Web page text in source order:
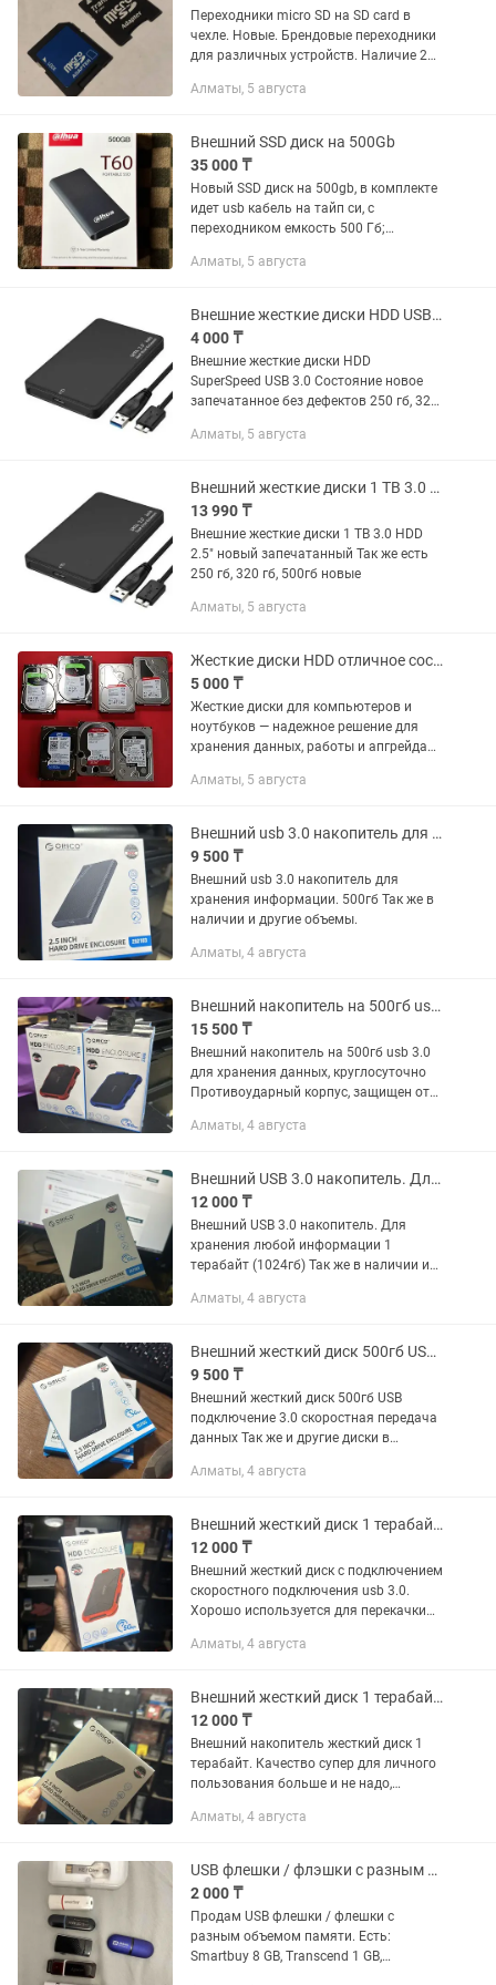
Переходники micro SD на SD card в
чехле. Новые. Брендовые переходники
для различных устройств. Наличие 2
Алматы, 5 августа
Внешний SSD диск на 500Gb
35 000 ₸
Новый SSD диск на 500gb, в комплекте
идет usb кабель на тайп си, с
переходником емкость 500 Гб;
скорость чтение/запись 550/480 Мб/с;
Алматы, 5 августа
Внешние жесткие диски HDD USB 3.0
4 000 ₸
Внешние жесткие диски HDD
SuperSpeed USB 3.0 Состояние новое
запечатанное без дефектов 250 гб, 320
Алматы, 5 августа
Внешний жесткие диски 1 TB 3.0 HDD 2.5 новый
13 990 ₸
Внешние жесткие диски 1 TB 3.0 HDD
2.5" новый запечатанный Так же есть
250 гб, 320 гб, 500гб новые
Алматы, 5 августа
Жесткие диски HDD отличное состояние ПРОВЕРЕНЫ
5 000 ₸
Жесткие диски для компьютеров и
ноутбуков — надежное решение для
хранения данных, работы и апгрейда
проверены и готовы к использованию.
Алматы, 5 августа
Внешний usb 3.0 накопитель для хранения информации.
9 500 ₸
Внешний usb 3.0 накопитель для
хранения информации. 500гб Так же в
наличии и другие объемы.
Алматы, 4 августа
Внешний накопитель на 500гб usb 3.0 для хранения данных, круглосуточно
15 500 ₸
Внешний накопитель на 500гб usb 3.0
для хранения данных, круглосуточно
Противоударный корпус, защищен от
терабайта, звоните спрашивайте
Алматы, 4 августа
Внешний USB 3.0 накопитель. Для хранения любой информации. 1 терабайт
12 000 ₸
Внешний USB 3.0 накопитель. Для
хранения любой информации 1
терабайт (1024гб) Так же в наличии и
Алматы, 4 августа
Внешний жесткий диск 500гб USB подключение 3.0 скоростная передача данные
9 500 ₸
Внешний жесткий диск 500гб USB
подключение 3.0 скоростная передача
данных Так же и другие диски в
звоните пожалуйста.
Алматы, 4 августа
Внешний жесткий диск 1 терабайт для хранения данных. Usb 3.0
12 000 ₸
Внешний жесткий диск с подключением
скоростного подключения usb 3.0.
Хорошо используется для перекачки
в наличии и другие объемы 500 и 750гб
Алматы, 4 августа
Внешний жесткий диск 1 терабайт. Супер качество для работы
12 000 ₸
Внешний накопитель жесткий диск 1
терабайт. Качество супер для личного
пользования больше и не надо,
количестве 270 шт
Алматы, 4 августа
USB флешки / флэшки с разным объемом памяти
2 000 ₸
Продам USB флешки / флешки с
разным объемом памяти. Есть:
Smartbuy 8 GB, Transcend 1 GB,